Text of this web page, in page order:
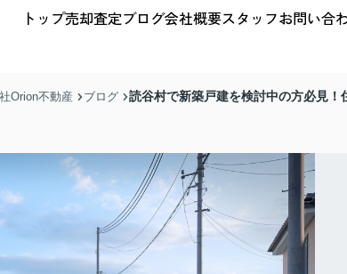
トップ売却査定ブログ会社概要スタッフお問い合
Orion不動産 ブログ 読谷村で新築戸建を検討中の方必見